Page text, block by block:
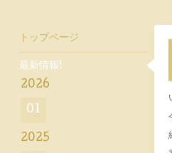
トップページ
最新情報!
2026
01
2025